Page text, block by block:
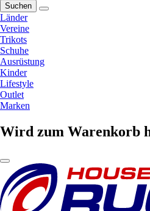
Suchen
Länder
Vereine
Trikots
Schuhe
Ausrüstung
Kinder
Lifestyle
Outlet
Marken
Wird zum Warenkorb